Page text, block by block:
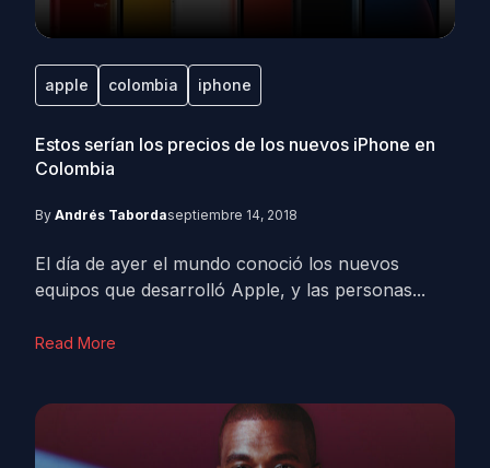
apple colombia iphone
Estos serían los precios de los nuevos iPhone en
Colombia
By Andrés Tabordaseptiembre 14, 2018
El día de ayer el mundo conoció los nuevos
equipos que desarrolló Apple, y las personas...
Read More